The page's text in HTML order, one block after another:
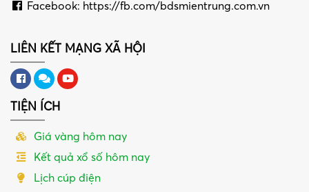
Facebook: https://fb.com/bdsmientrung.com.vn
LIÊN KẾT MẠNG XÃ HỘI
TIỆN ÍCH
Giá vàng hôm nay
Kết quả xổ số hôm nay
Lịch cúp điện